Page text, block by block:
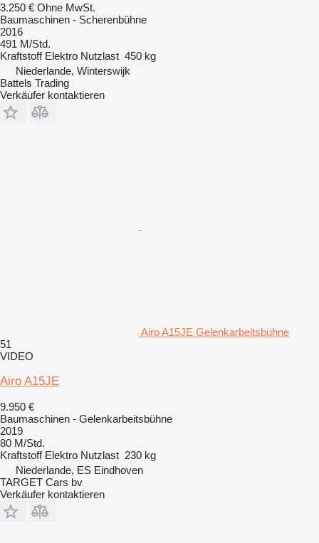
3.250 € Ohne MwSt.
Baumaschinen - Scherenbühne
2016
491 M/Std.
Kraftstoff Elektro Nutzlast 450 kg
Niederlande, Winterswijk
Battels Trading
Verkäufer kontaktieren
Airo A15JE Gelenkarbeitsbühne
51
VIDEO
Airo A15JE
9.950 €
Baumaschinen - Gelenkarbeitsbühne
2019
80 M/Std.
Kraftstoff Elektro Nutzlast 230 kg
Niederlande, ES Eindhoven
TARGET Cars bv
Verkäufer kontaktieren